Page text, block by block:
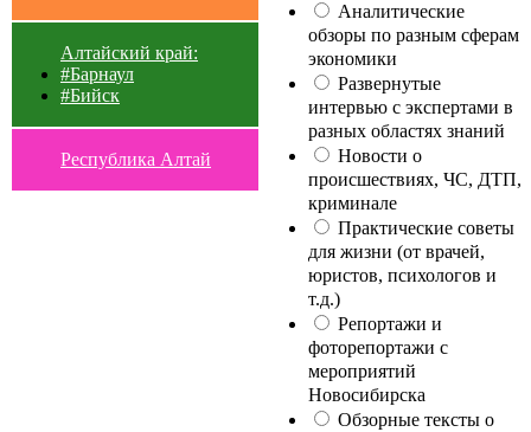
Алтайский край:
#Барнаул
#Бийск
Республика Алтай
Аналитические
обзоры по разным сферам
экономики
Развернутые
интервью с экспертами в
разных областях знаний
Новости о
происшествиях, ЧС, ДТП,
криминале
Практические советы
для жизни (от врачей,
юристов, психологов и
т.д.)
Репортажи и
фоторепортажи с
мероприятий
Новосибирска
Обзорные тексты о